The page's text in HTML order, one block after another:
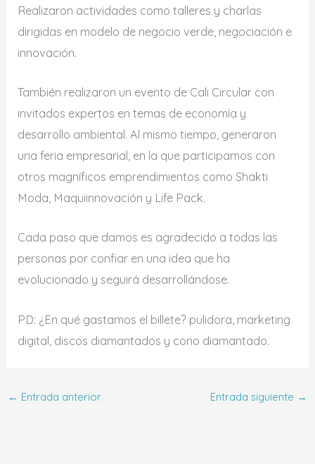
Realizaron actividades como talleres y charlas
dirigidas en modelo de negocio verde, negociación e
innovación.
También realizaron un evento de Cali Circular con
invitados expertos en temas de economía y
desarrollo ambiental. Al mismo tiempo, generaron
una feria empresarial, en la que participamos con
otros magníficos emprendimientos como Shakti
Moda, Maquiinnovación y Life Pack.
Cada paso que damos es agradecido a todas las
personas por confiar en una idea que ha
evolucionado y seguirá desarrollándose.
PD: ¿En qué gastamos el billete? pulidora, marketing
digital, discos diamantados y cono diamantado.
← Entrada anterior Entrada siguiente →